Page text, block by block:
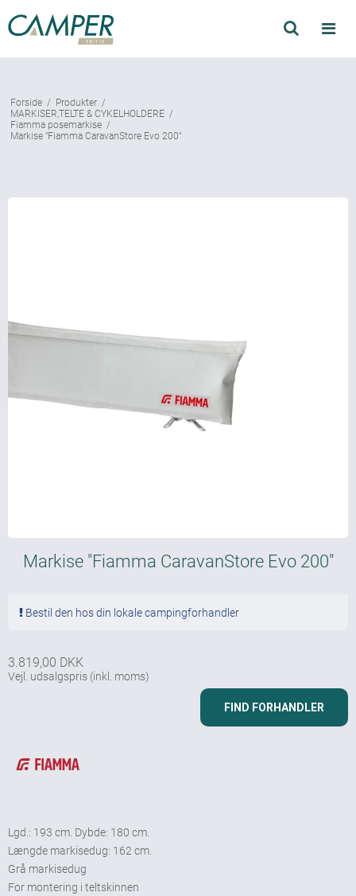
Find forhandler
Mærker
Om Camper
Forside / Produkter /
MARKISER,TELTE & CYKELHOLDERE /
Fiamma posemarkise /
Markise "Fiamma CaravanStore Evo 200"
Markise "Fiamma CaravanStore Evo 200"
Bestil den hos din lokale campingforhandler
3.819,00 DKK
Vejl. udsalgspris (inkl. moms)
FIND FORHANDLER
Lgd.: 193 cm. Dybde: 180 cm.
Længde markisedug: 162 cm.
Grå markisedug
For montering i teltskinnen